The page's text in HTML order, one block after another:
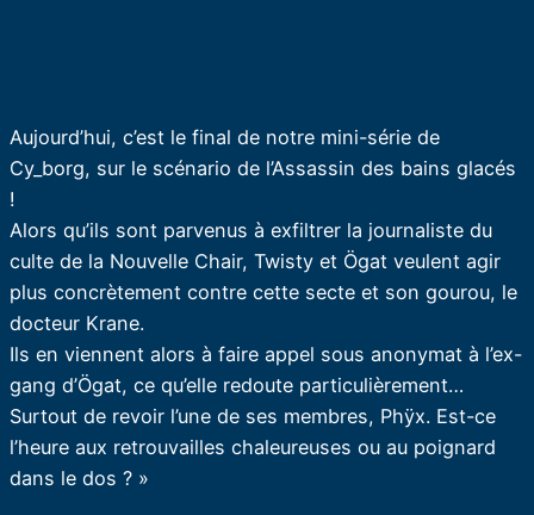
Aujourd’hui, c’est le final de notre mini-série de
Cy_borg, sur le scénario de l’Assassin des bains glacés
!
Alors qu’ils sont parvenus à exfiltrer la journaliste du
culte de la Nouvelle Chair, Twisty et Ögat veulent agir
plus concrètement contre cette secte et son gourou, le
docteur Krane.
Ils en viennent alors à faire appel sous anonymat à l’ex-
gang d’Ögat, ce qu’elle redoute particulièrement…
Surtout de revoir l’une de ses membres, Phÿx. Est-ce
l’heure aux retrouvailles chaleureuses ou au poignard
dans le dos ? »